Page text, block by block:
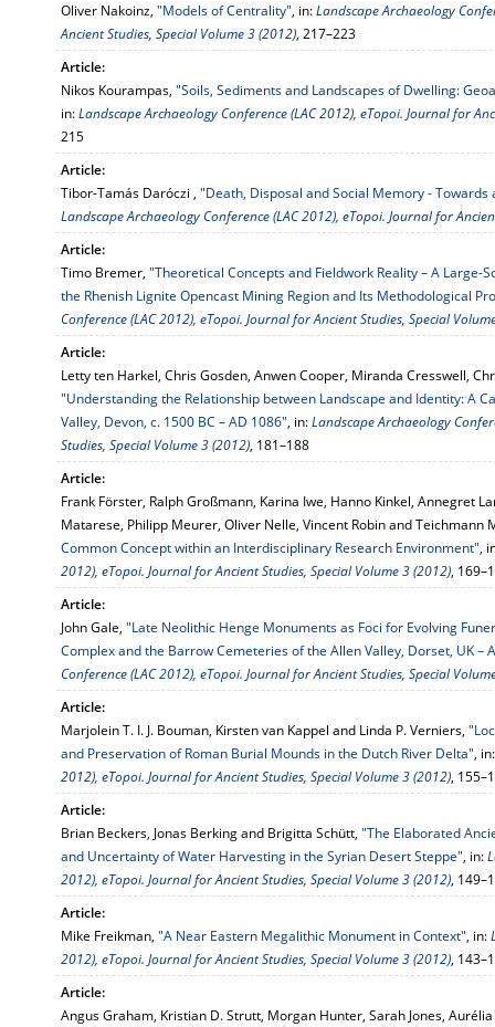
Oliver Nakoinz, "Models of Centrality", in:Landscape Archaeology
Ancient Studies, Special Volume 3 (2012), 217–223
Article:
Nikos Kourampas, "Soils, Sediments and Landscapes of Dwelling:
in:Landscape Archaeology Conference (LAC 2012), eTopoi. Journal for
215
Article:
Tibor-Tamás Daróczi , "Death, Disposal and Social Memory -
Landscape Archaeology Conference (LAC 2012), eTopoi. Journal for
Article:
Timo Bremer, "Theoretical Concepts and Fieldwork Reality – A Large-
the Rhenish Lignite Opencast Mining Region and Its Methodological
Conference (LAC 2012), eTopoi. Journal for Ancient Studies, Special
Article:
Letty ten Harkel, Chris Gosden, Anwen Cooper, Miranda Cresswell,
"Understanding the Relationship between Landscape and Identity: A
Valley, Devon, c. 1500 BC – AD 1086", in:Landscape Archaeology
Studies, Special Volume 3 (2012), 181–188
Article:
Frank Förster, Ralph Großmann, Karina Iwe, Hanno Kinkel, Annegret
Matarese, Philipp Meurer, Oliver Nelle, Vincent Robin and Teichmann
Common Concept within an Interdisciplinary Research Environment",
2012), eTopoi. Journal for Ancient Studies, Special Volume 3 (2012),
Article:
John Gale, "Late Neolithic Henge Monuments as Foci for Evolving
Complex and the Barrow Cemeteries of the Allen Valley, Dorset, UK –
Conference (LAC 2012), eTopoi. Journal for Ancient Studies, Special
Article:
Marjolein T. I. J. Bouman, Kirsten van Kappel and Linda P. Verniers,
and Preservation of Roman Burial Mounds in the Dutch River Delta",
2012), eTopoi. Journal for Ancient Studies, Special Volume 3 (2012),
Article:
Brian Beckers, Jonas Berking and Brigitta Schütt, "The Elaborated
and Uncertainty of Water Harvesting in the Syrian Desert Steppe", in:
2012), eTopoi. Journal for Ancient Studies, Special Volume 3 (2012),
Article:
Mike Freikman, "A Near Eastern Megalithic Monument in Context", in:
2012), eTopoi. Journal for Ancient Studies, Special Volume 3 (2012),
Article:
Angus Graham, Kristian D. Strutt, Morgan Hunter, Sarah Jones,